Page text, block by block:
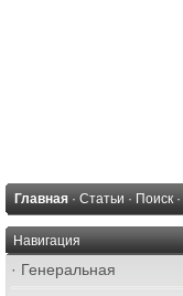
Главная · Статьи · Поиск ·
Навигация
· Генеральная